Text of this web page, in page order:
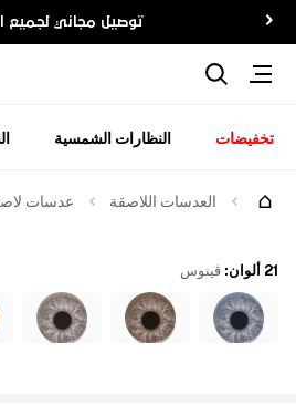
توصيل مجاني لجميع
تخفيضات النظارات الشمسية
العدسات اللاصقة عدسات
21 ألوان : ڤينوس